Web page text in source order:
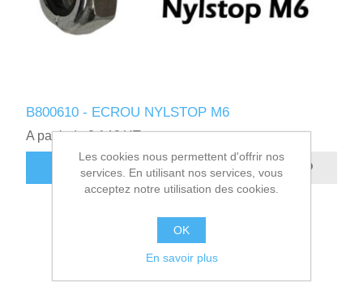
B800610 - ECROU NYLSTOP M6
A partir de 0,14€ HT
AJOUTER AU PANIER
Les cookies nous permettent d'offrir nos
services. En utilisant nos services, vous
acceptez notre utilisation des cookies.
OK
En savoir plus